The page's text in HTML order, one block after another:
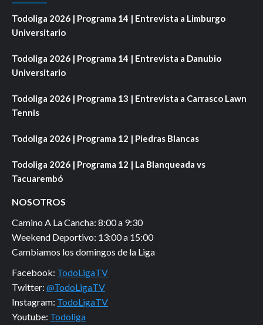
Todoliga 2026 | Programa 14 | Entrevista a Limburgo
Universitario
Todoliga 2026 | Programa 14 | Entrevista a Danubio
Universitario
Todoliga 2026 | Programa 13 | Entrevista a Carrasco Lawn
Tennis
Todoliga 2026 | Programa 12 | Piedras Blancas
Todoliga 2026 | Programa 12 | La Blanqueada vs
Tacuarembó
NOSOTROS
Camino A La Cancha: 8:00 a 9:30
Weekend Deportivo: 13:00 a 15:00
Cambiamos los domingos de la Liga
Facebook: TodoLigaTV
Twitter: @TodoLigaTV
Instagram: TodoLigaTV
Youtube: Todoliga